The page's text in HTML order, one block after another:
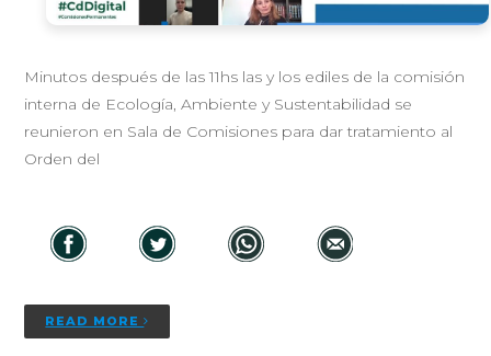
Minutos después de las 11hs las y los ediles de la comisión
interna de Ecología, Ambiente y Sustentabilidad se
reunieron en Sala de Comisiones para dar tratamiento al
Orden del
READ MORE